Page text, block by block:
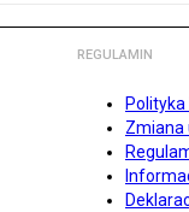
REGULAMIN
Zmiana